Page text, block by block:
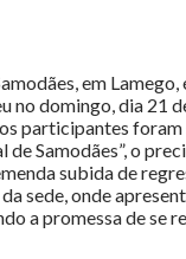
em
no domingo, dia
participantes
Samodães”, o
subida de
sede, onde
a promessa de se